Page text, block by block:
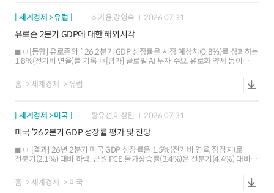
엔저가 재가속하면 금리 인상 시점이 앞당겨질 가능성
세계경제 > 유럽 최가윤,강영숙 2026.07.31
유로존 2분기 GDP에 대한 해외시각
ㅁ[동향] 유로존의 `26.2분기 GDP 성장률은 시장 예상치(0.8%)를 상회하는
1.8%(전기비 연율)를 기록 ㅁ[평가] 글로벌 AI 투자 수요, 유로화 약세 등이
중동발 영향을 제한 ㅁ[전망] 유로존은 하반기에도 양호한 펀더멘털을 바탕으로
성장세를 이어갈 것으로 예상되지만 에너지 가격 상승, 무역 갈등 등 경기 하방
홈 세계경제 유럽
세계경제 > 미국 황유선,이상원 2026.07.31
미국 ‘26.2분기 GDP 성장률 평가 및 전망
ㅁ [결과] 26년 2분기 미국 GDP 성장률은 1.5%(전기비 연율, 잠정치)로
전분기(2.1%) 대비 하락. 근원 PCE 물가상승률(3.4%)은 전분기(4.4%) 대비
감소하고 순수출ㆍ재고투자의 마이너스 폭이 확대되면서 성장률이 하락 ㅇ
물가: PCE 물가상승률(4.6% 5.1%)은 추가 상승하면서 `22.2분기 이후
홈 세계경제 미국